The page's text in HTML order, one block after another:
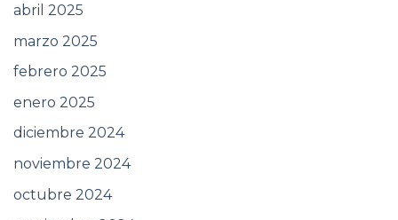
abril 2025
marzo 2025
febrero 2025
enero 2025
diciembre 2024
noviembre 2024
octubre 2024